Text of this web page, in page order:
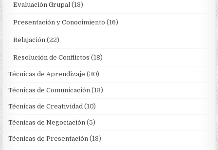
Evaluación Grupal (13)
Presentación y Conocimiento (16)
Relajación (22)
Resolución de Conflictos (18)
Técnicas de Aprendizaje (30)
Técnicas de Comunicación (13)
Técnicas de Creatividad (10)
Técnicas de Negociación (5)
Técnicas de Presentación (13)